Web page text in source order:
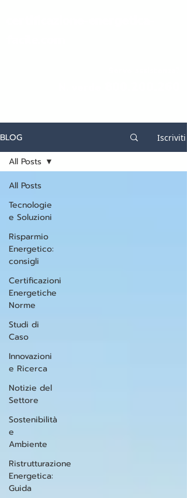
BLOG Iscriviti
All Posts
Tecnologie
e Soluzioni
Risparmio
Energetico:
consigli
Certificazioni
Energetiche
Norme
Studi di
Caso
Innovazioni
e Ricerca
Notizie del
Settore
Sostenibilità
e
Ambiente
Ristrutturazione
Energetica:
Guida
All Posts